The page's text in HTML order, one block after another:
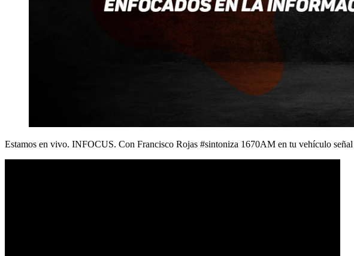
Estamos en vivo. INFOCUS. Con Francisco Rojas #sintoniza 1670AM en tu vehículo